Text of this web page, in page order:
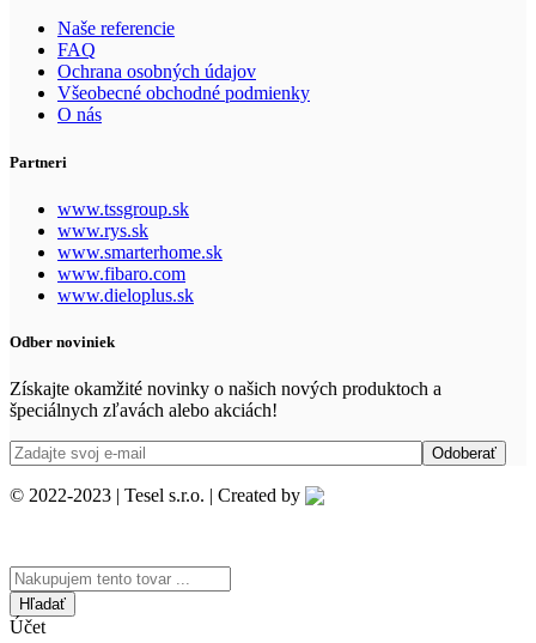
Naše referencie
FAQ
Ochrana osobných údajov
Všeobecné obchodné podmienky
O nás
Partneri
www.tssgroup.sk
www.rys.sk
www.smarterhome.sk
www.fibaro.com
www.dieloplus.sk
Odber noviniek
Získajte okamžité novinky o našich nových produktoch a
špeciálnych zľavách alebo akciách!
© 2022-2023 | Tesel s.r.o. | Created by
Search
here
Účet